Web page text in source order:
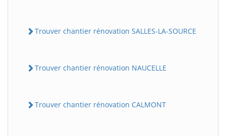
Trouver chantier rénovation SALLES-LA-SOURCE
Trouver chantier rénovation NAUCELLE
Trouver chantier rénovation CALMONT